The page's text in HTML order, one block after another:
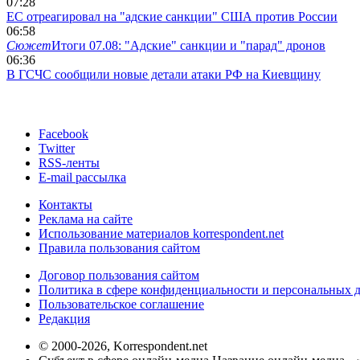
ЕС отреагировал на "адские санкции" США против России
06:58
СюжетИтоги 07.08: "Адские" санкции и "парад" дронов
06:36
В ГСЧС сообщили новые детали атаки РФ на Киевщину
Facebook
Twitter
RSS-ленты
E-mail рассылка
Контакты
Реклама на сайте
Использование материалов korrespondent.net
Правила пользования сайтом
Договор пользования сайтом
Политика в сфере конфиденциальности и персональных
Пользовательское соглашение
Редакция
© 2000-2026, Korrespondent.net